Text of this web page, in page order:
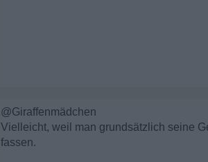
@Giraffenmädchen
Vielleicht, weil man grundsätzlich seine
fassen.